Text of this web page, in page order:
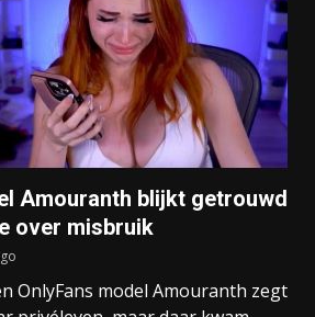
Amouranth blijkt getrouwd
over misbruik
OnlyFans model Amouranth zegt